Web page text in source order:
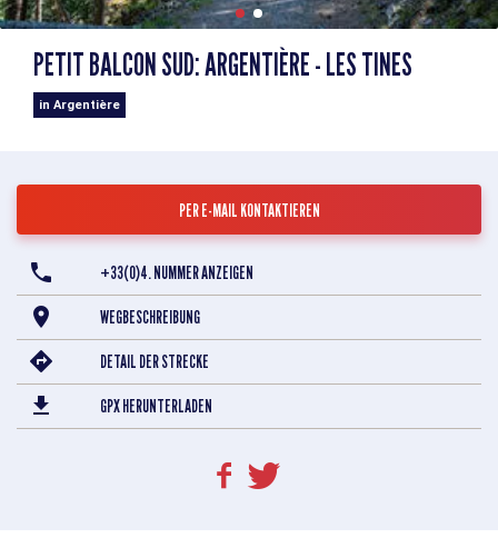
PETIT BALCON SUD: ARGENTIÈRE - LES TINES
in Argentière
PER E-MAIL KONTAKTIEREN
+33(0)4. NUMMER ANZEIGEN
WEGBESCHREIBUNG
DETAIL DER STRECKE
GPX HERUNTERLADEN